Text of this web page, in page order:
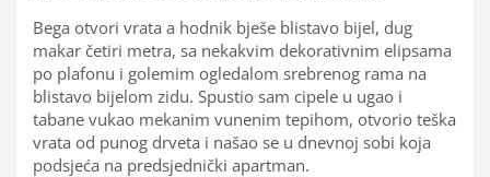
Bega otvori vrata a hodnik bješe blistavo bijel, dug
makar četiri metra, sa nekakvim dekorativnim elipsama
po plafonu i golemim ogledalom srebrenog rama na
blistavo bijelom zidu. Spustio sam cipele u ugao i
tabane vukao mekanim vunenim tepihom, otvorio teška
vrata od punog drveta i našao se u dnevnoj sobi koja
podsjeća na predsjednički apartman.